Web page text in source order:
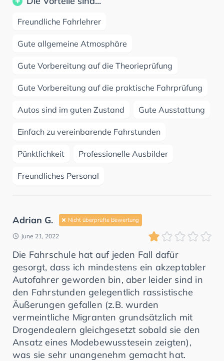
Freundliche Fahrlehrer
Gute allgemeine Atmosphäre
Gute Vorbereitung auf die Theorieprüfung
Gute Vorbereitung auf die praktische Fahrprüfung
Autos sind im guten Zustand Gute Ausstattung
Einfach zu vereinbarende Fahrstunden
Pünktlichkeit Professionelle Ausbilder
Freundliches Personal
Adrian G. Nicht überprüfte Bewertung
June 21, 2022
Die Fahrschule hat auf jeden Fall dafür
gesorgt, dass ich mindestens ein akzeptabler
Autofahrer geworden bin, aber leider sind in
den Fahrstunden gelegentlich rassistische
Äußerungen gefallen (z.B. wurden
vermeintliche Migranten grundsätzlich mit
Drogendealern gleichgesetzt sobald sie den
Ansatz eines Modebewusstesein zeigten),
was sie sehr unangenehm gemacht hat.